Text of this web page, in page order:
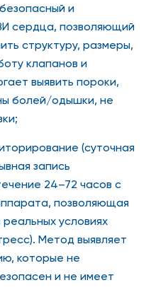
и
сердца, позволяющий
структуру, размеры,
клапанов и
выявить пороки,
болей/одышки, не
(суточная
запись
24–72 часов с
позволяющая
условиях
Метод выявляет
которые не
и не имеет